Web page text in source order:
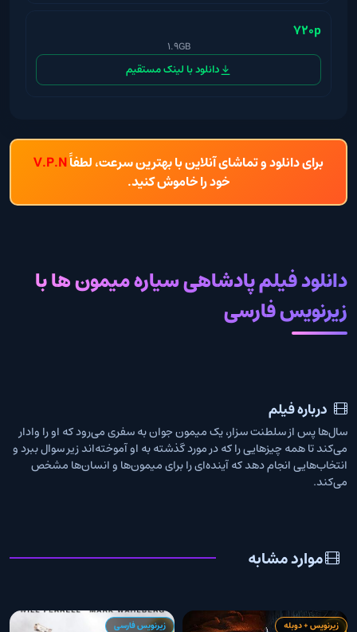
720p
1.9GB
دانلود با لینک مستقیم
برای دانلود و تماشای آنلاین با بهترین سرعت، لطفاًV.P.N
خود را خاموش کنید.
دانلود فیلم پادشاهی سیاره میمون ها با
زیرنویس فارسی
درباره فیلم
سال‌ها پس از سلطنت سزار، یک میمون جوان به سفری می‌رود که او را وادار
می‌کند تا همه چیزهایی را که در مورد گذشته به او آموخته‌اند زیر سوال ببرد و
انتخاب‌هایی انجام دهد که آینده‌ای را برای میمون‌ها و انسان‌ها مشخص
می‌کند.
موارد مشابه
زیرنویس + دوبله زیرنویس فارسی